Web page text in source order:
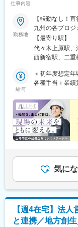
変更の範囲：無
定・実行、開
していただきま
■業務詳細：
◇プロダクト戦
推進
◇自社SaaSプ
◇事業部門・営
◇チームビルデ
◇データとユー
■技術スタック
して担当
◇ビジネスサイ
Docker、
◇開発プロセス
仕事内容
勤務地
【転勤なし！
九州の各プロ
時間を考慮し
住宅手当あり▼
■関東（東京、
ープレミアム
石区本通南3-2-
2993-2■名古屋
ル10階■九州営
【最寄り駅】
代々木上原駅、
西新宿駅、二重
船堀駅、押上
駅、南砂町駅、
駅、テレコムセ
駅、高輪ゲート
駅、初台駅、千
駅、西荻窪駅、
ケ谷駅、九段下
新富町駅(東京
王子駅、武蔵
駅、横浜駅、
ポーツセンター
船橋日大前駅、
給与
＜初年度想定
各種手当＋業績
みます。超過分
齢、経験、能力
保有者の年収例
級建築士
気に
【週4在宅】法
と連携／地方創